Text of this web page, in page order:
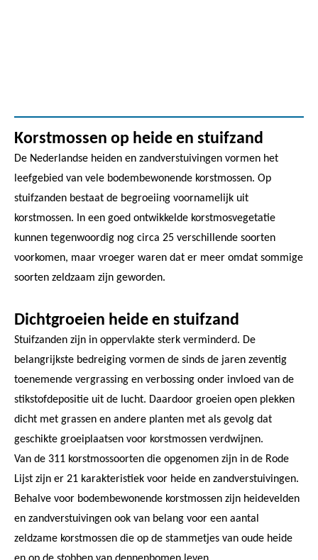
Korstmossen op heide en stuifzand
De Nederlandse heiden en zandverstuivingen vormen het
leefgebied van vele bodembewonende korstmossen. Op
stuifzanden bestaat de begroeiing voornamelijk uit
korstmossen. In een goed ontwikkelde korstmosvegetatie
kunnen tegenwoordig nog circa 25 verschillende soorten
voorkomen, maar vroeger waren dat er meer omdat sommige
soorten zeldzaam zijn geworden.
Dichtgroeien heide en stuifzand
Stuifzanden zijn in oppervlakte sterk verminderd. De
belangrijkste bedreiging vormen de sinds de jaren zeventig
toenemende vergrassing en verbossing onder invloed van de
stikstofdepositie uit de lucht. Daardoor groeien open plekken
dicht met grassen en andere planten met als gevolg dat
geschikte groeiplaatsen voor korstmossen verdwijnen.
Van de 311 korstmossoorten die opgenomen zijn in de Rode
Lijst zijn er 21 karakteristiek voor heide en zandverstuivingen.
Behalve voor bodembewonende korstmossen zijn heidevelden
en zandverstuivingen ook van belang voor een aantal
zeldzame korstmossen die op de stammetjes van oude heide